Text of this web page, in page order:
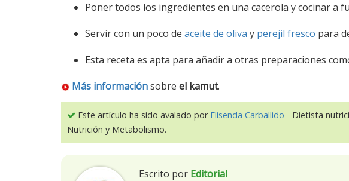
Poner todos los ingredientes en una cacerola y cocinar a
Servir con un poco de aceite de oliva y perejil fresco para
Esta receta es apta para añadir a otras preparaciones
Más informaciónsobre el kamut.
Este artículo ha sido avalado por Elisenda Carballido - Dietista
Nutrición y Metabolismo.
Escrito por Editorial